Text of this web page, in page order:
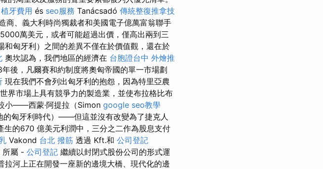
植牙費用 és seo服務 Tanácsadó 傳統整復推拿技
商、義大利時尚獨裁者和美國電子億萬富翁聯手
萬美元，或者可能超過出價，僅高出兩到三
匈牙利）之間的差異不僅在於價值觀，還在於
奧坎認為，我們地區的經濟在 台胞證台中 外燴推
年後，凡爾賽和約制度將奧匈帝國的單一市場劃
現在我們不會列出匈牙利的抱怨，因為特里亞農
界市場上具有競爭力的製造業，並使布拉格比布
小——西蒙·阿提拉（Simon google seo教學
的匈牙利時代）——但這並沒有改變為了捷克人
的670 億美元利潤中，三分之二作為股息支付
Vakond 台北 撥筋 透過 Kft.和 公司登記
所屬 - 公司登記 繼續以封閉式股份公司的形式運
河上正在開發一座新的邊境大橋、現代化的邊